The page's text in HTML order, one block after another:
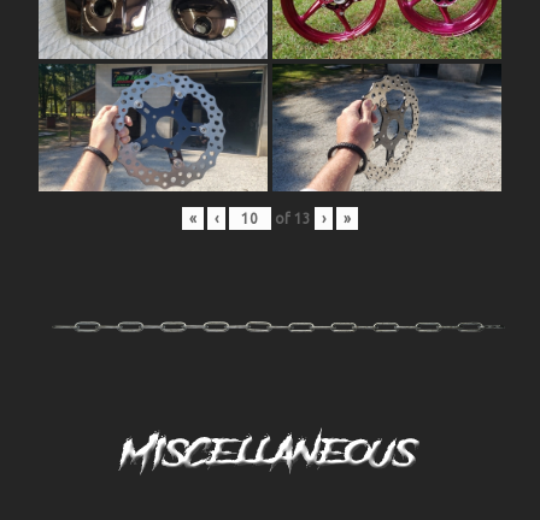
« ‹ of 13 › »